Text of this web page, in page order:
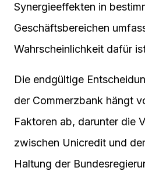
Synergieeffekten in
Geschäftsbereichen
Wahrscheinlichkeit dafür
Die endgültige
der Commerzbank hängt
Faktoren ab, darunter die
zwischen Unicredit und
Haltung der